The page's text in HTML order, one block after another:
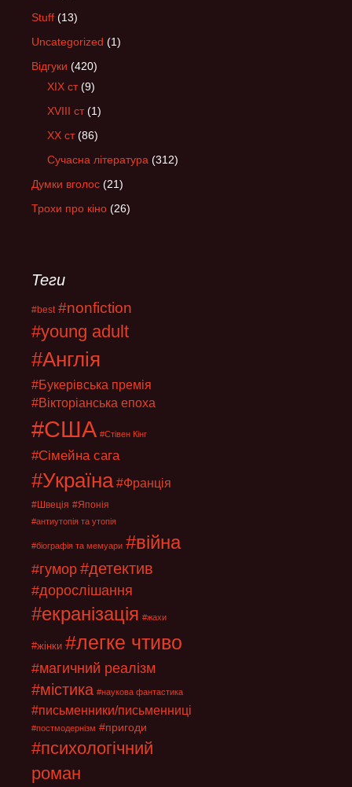
Stuff (13)
Uncategorized (1)
Відгуки (420)
XIX ст(9)
XVIII ст(1)
XX ст(86)
Сучасна література (312)
Думки вголос (21)
Трохи про кіно (26)
Теги
#best #nonfiction
#young adult
#Англія
#Букерівська премія
#Вікторіанська епоха
#США #Стівен Кінг
#Сімейна сага
#Україна #Франція
#Швеція #Японія
#антиутопія та утопія
#біографія та мемуари #війна
#гумор #детектив
#дорослішання
#екранізація #жахи
#жінки #легке чтиво
#магичний реалізм
#містика #наукова фантастика
#письменники/письменниці
#постмодернізм #пригоди
#психологічний
роман